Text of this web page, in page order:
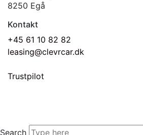
8250 Egå
Kontakt
+45 61 10 82 82
leasing@clevrcar.dk
Trustpilot
Search